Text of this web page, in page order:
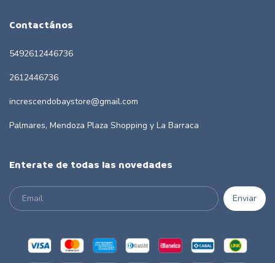
Contactános
5492612446736
2612446736
increscendobaystore@gmail.com
Palmares, Mendoza Plaza Shopping y La Barraca
Enterate de todas las novedades